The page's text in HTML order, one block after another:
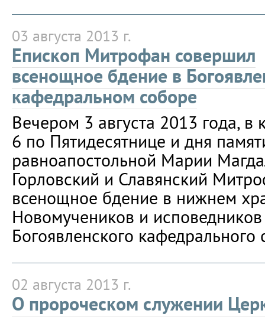
03 августа 2013 г.
Епископ Митрофан совершил
всенощное бдение в
кафедральном соборе
Вечером 3 августа 2013 года, в
6 по Пятидесятнице и дня
равноапостольной Марии
Горловский и Славянский
всенощное бдение в нижнем
Новомучеников и
Богоявленского кафедрального
02 августа 2013 г.
О пророческом служении